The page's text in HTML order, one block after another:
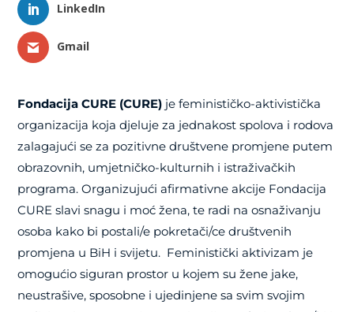
LinkedIn
Gmail
Fondacija CURE (CURE) je feminističko-aktivistička
organizacija koja djeluje za jednakost spolova i rodova
zalagajući se za pozitivne društvene promjene putem
obrazovnih, umjetničko-kulturnih i istraživačkih
programa. Organizujući afirmativne akcije Fondacija
CURE slavi snagu i moć žena, te radi na osnaživanju
osoba kako bi postali/e pokretači/ce društvenih
promjena u BiH i svijetu. Feministički aktivizam je
omogućio siguran prostor u kojem su žene jake,
neustrašive, sposobne i ujedinjene sa svim svojim